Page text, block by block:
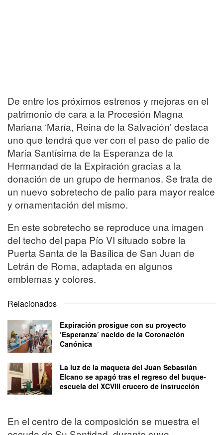
De entre los próximos estrenos y mejoras en el
patrimonio de cara a la Procesión Magna
Mariana ‘María, Reina de la Salvación’ destaca
uno que tendrá que ver con el paso de palio de
María Santísima de la Esperanza de la
Hermandad de la Expiración gracias a la
donación de un grupo de hermanos. Se trata de
un nuevo sobretecho de palio para mayor realce
y ornamentación del mismo.
En este sobretecho se reproduce una imagen
del techo del papa Pío VI situado sobre la
Puerta Santa de la Basílica de San Juan de
Letrán de Roma, adaptada en algunos
emblemas y colores.
Relacionados
Expiración prosigue con su proyecto
‘Esperanza’ nacido de la Coronación
Canónica
La luz de la maqueta del Juan Sebastián
Elcano se apagó tras el regreso del buque-
escuela del XCVIII crucero de instrucción
En el centro de la composición se muestra el